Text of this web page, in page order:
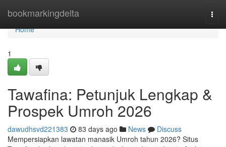
bookmarkingdelta
Home
Home
1
Tawafina: Petunjuk Lengkap &
Prospek Umroh 2026
dawudhsvd221383 83 days ago News
Discuss
Mempersiapkan lawatan manasik Umroh tahun 2026? Situs